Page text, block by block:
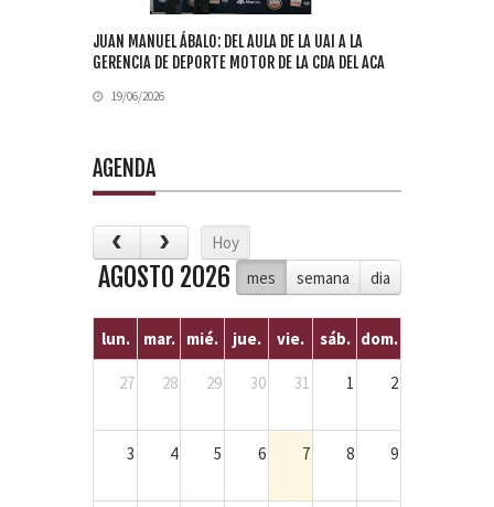
JUAN MANUEL ÁBALO: DEL AULA DE LA UAI A LA
GERENCIA DE DEPORTE MOTOR DE LA CDA DEL ACA
19/06/2026
AGENDA
Hoy
mes
semana dia
AGOSTO 2026
lun. mar. mié. jue. vie. sáb. dom.
27 28 29 30 31 1 2
3 4 5 6 7 8 9